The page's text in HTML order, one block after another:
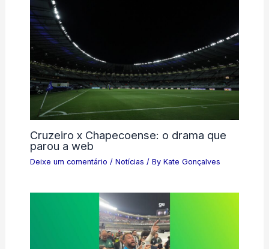
Cruzeiro x Chapecoense: o drama que
parou a web
Deixe um comentário / Notícias / By Kate Gonçalves